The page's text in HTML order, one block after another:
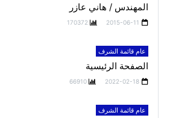
المهندس / هاني عازر
2015-06-11
170372
عام قائمة الشرف
الصفحة الرئيسية
2022-02-18
66910
عام قائمة الشرف